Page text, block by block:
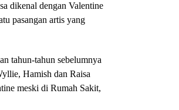
dikenal dengan Valentine
pasangan artis yang
tahun-tahun sebelumnya
Hamish dan Raisa
meski di Rumah Sakit,